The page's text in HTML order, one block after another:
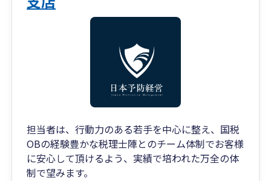
担当者は、⾏動⼒のある若⼿を中⼼に整え、国税
OBの経験豊かな税理士陣とのチーム体制でお客様
に安心して頂けるよう、実績で培われた万全の体
制で望みます。